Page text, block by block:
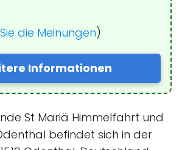
die Meinungen)
Informationen
St Mariä Himmelfahrt und
befindet sich in der